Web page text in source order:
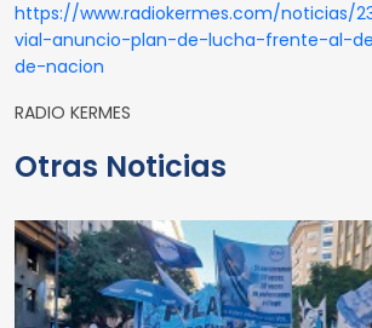
https://www.radiokermes.com/noticias/
vial-anuncio-plan-de-lucha-frente-al-
de-nacion
RADIO KERMES
Otras Noticias